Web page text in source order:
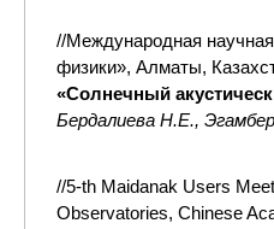
//Международная
физики», Алматы,
«Солнечный
Бердалиева Н.Е.,
//5-th Maidanak Users
Observatories, Chinese